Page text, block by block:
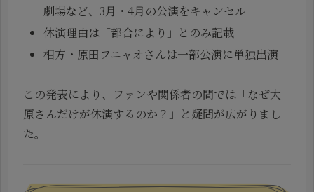
劇場など、3月・4月の公演をキャンセル
休演理由は「都合により」とのみ記載
相方・原田フニャオさんは一部公演に単独出演
この発表により、ファンや関係者の間では「なぜ大
原さんだけが休演するのか？」と疑問が広がりまし
た。